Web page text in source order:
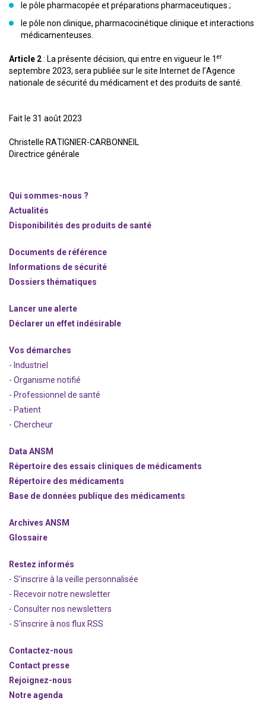
le pôle pharmacopée et préparations pharmaceutiques ;
le pôle non clinique, pharmacocinétique clinique et interactions
médicamenteuses.
Article 2: La présente décision, qui entre en vigueur le 1 er
septembre 2023, sera publiée sur le site Internet de l’Agence
nationale de sécurité du médicament et des produits de santé.
Fait le 31 août 2023
Christelle RATIGNIER-CARBONNEIL
Directrice générale
Qui sommes-nous ?
Actualités
Disponibilités des produits de santé
Documents de référence
Informations de sécurité
Dossiers thématiques
Lancer une alerte
Déclarer un effet indésirable
Vos démarches
- Industriel
- Organisme notifié
- Professionnel de santé
- Patient
- Chercheur
Data ANSM
Répertoire des essais cliniques de médicaments
Répertoire des médicaments
Base de données publique des médicaments
Archives ANSM
Glossaire
Restez informés
- S'inscrire à la veille personnalisée
- Recevoir notre newsletter
- Consulter nos newsletters
- S'inscrire à nos flux RSS
Contactez-nous
Contact presse
Rejoignez-nous
Notre agenda